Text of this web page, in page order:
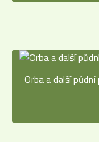
Orba a další půdní